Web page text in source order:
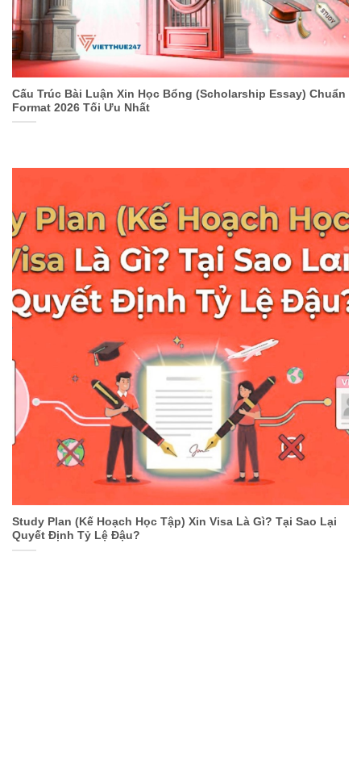
Cấu Trúc Bài Luận Xin Học Bổng (Scholarship Essay) Chuẩn
Format 2026 Tối Ưu Nhất
Study Plan (Kế Hoạch Học Tập) Xin Visa Là Gì? Tại Sao Lại
Quyết Định Tỷ Lệ Đậu?